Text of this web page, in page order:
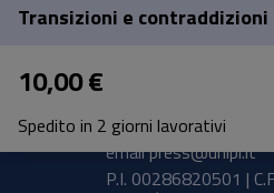
Transizioni e contraddizioni
10,00 €
Spedito in 2 giorni lavorativi
Pisa
Lungarno Pacinotti
tel.+39 050 2212056
emailpress@unipi.it
P.I. 00286820501 |